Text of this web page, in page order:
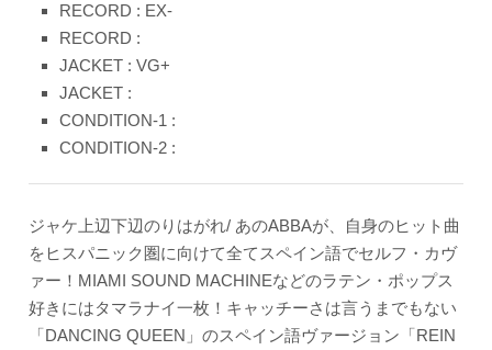
RECORD : EX-
RECORD :
JACKET : VG+
JACKET :
CONDITION-1 :
CONDITION-2 :
ジャケ上辺下辺のりはがれ/ あのABBAが、自身のヒット曲
をヒスパニック圏に向けて全てスペイン語でセルフ・カヴ
ァー！MIAMI SOUND MACHINEなどのラテン・ポップス
好きにはタマラナイ一枚！キャッチーさは言うまでもない
「DANCING QUEEN」のスペイン語ヴァージョン「REIN